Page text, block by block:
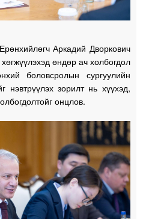
Аркадий Дворкович
өндөр ач холбогдол
боловсролын сургуулийн
нэвтрүүлэх зорилт нь хүүхэд,
онцлов.